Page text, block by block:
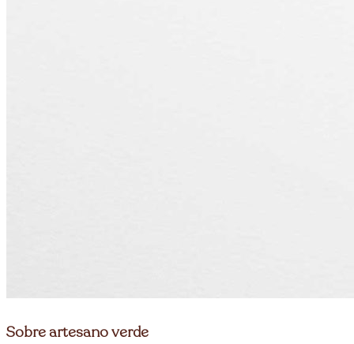
Sobre artesano verde